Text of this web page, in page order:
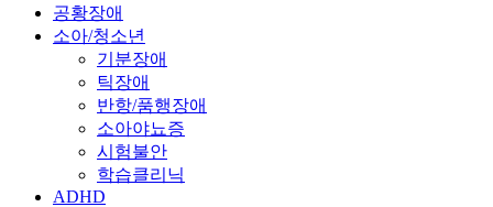
공황장애
소아/청소년
기분장애
틱장애
반항/품행장애
소아야뇨증
시험불안
학습클리닉
ADHD